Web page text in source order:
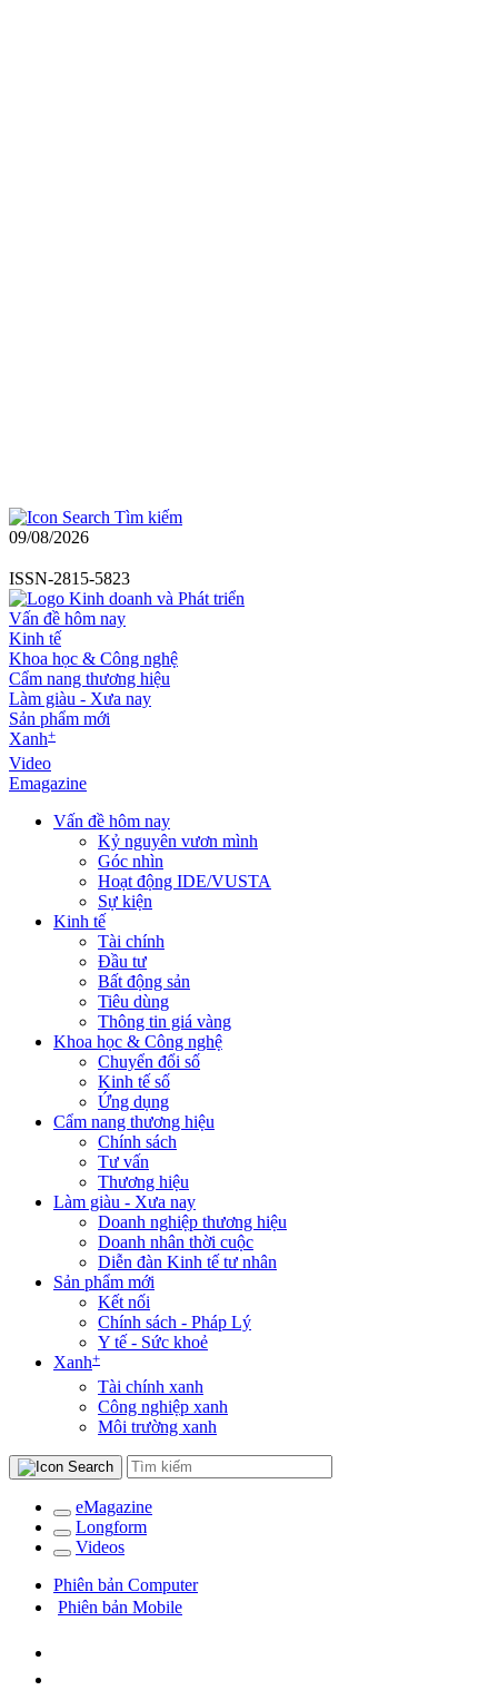
Tìm kiếm
09/08/2026
ISSN-2815-5823
Vấn đề hôm nay
Kinh tế
Khoa học & Công nghệ
Cẩm nang thương hiệu
Làm giàu - Xưa nay
Sản phẩm mới
Xanh+
Video
Emagazine
Vấn đề hôm nay
Kỷ nguyên vươn mình
Góc nhìn
Hoạt động IDE/VUSTA
Sự kiện
Kinh tế
Tài chính
Đầu tư
Bất động sản
Tiêu dùng
Thông tin giá vàng
Khoa học & Công nghệ
Chuyển đổi số
Kinh tế số
Ứng dụng
Cẩm nang thương hiệu
Chính sách
Tư vấn
Thương hiệu
Làm giàu - Xưa nay
Doanh nghiệp thương hiệu
Doanh nhân thời cuộc
Diễn đàn Kinh tế tư nhân
Sản phẩm mới
Kết nối
Chính sách - Pháp Lý
Y tế - Sức khoẻ
Xanh+
Tài chính xanh
Công nghiệp xanh
Môi trường xanh
eMagazine
Longform
Videos
Phiên bản Computer
Phiên bản Mobile